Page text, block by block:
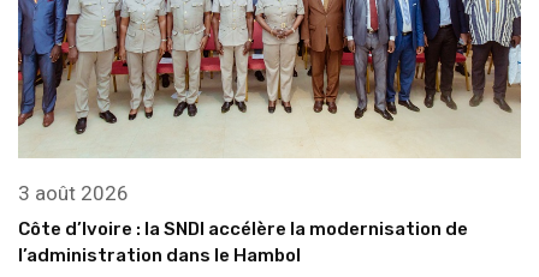
3 août 2026
Côte d’Ivoire : la SNDI accélère la modernisation de
l’administration dans le Hambol